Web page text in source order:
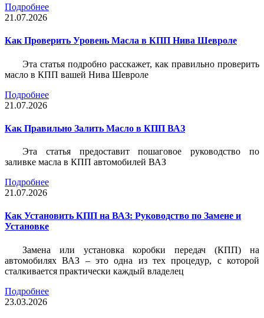
Подробнее
21.07.2026
Как Проверить Уровень Масла в КПП Нива Шевроле
Эта статья подробно расскажет, как правильно проверить
масло в КПП вашей Нива Шевроле
Подробнее
21.07.2026
Как Правильно Залить Масло в КПП ВАЗ
Эта статья предоставит пошаговое руководство по
заливке масла в КПП автомобилей ВАЗ
Подробнее
21.07.2026
Как Установить КПП на ВАЗ: Руководство по Замене и
Установке
Замена или установка коробки передач (КПП) на
автомобилях ВАЗ – это одна из тех процедур, с которой
сталкивается практически каждый владелец
Подробнее
23.03.2026